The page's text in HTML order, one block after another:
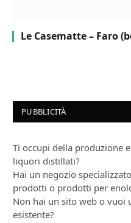
Le Casematte – Faro
PUBBLICITÀ
Ti occupi della produzione
liquori distillati?
Hai un negozio
prodotti o prodotti per
Non hai un sito web o vuoi
esistente?